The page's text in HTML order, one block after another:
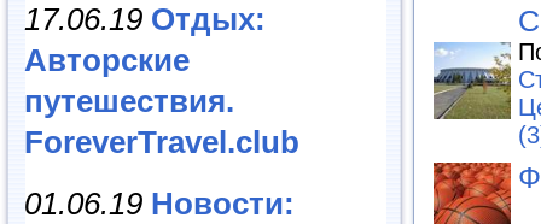
17.06.19 Отдых:
Авторские
путешествия.
ForeverTravel.club
01.06.19 Новости: